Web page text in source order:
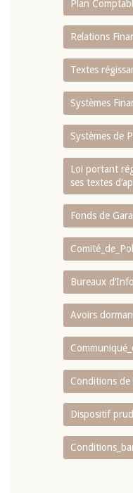
Plan
Relations
Textes
Systèmes
Systèmes de
Loi portant
ses textes
Fonds de
Bureaux
Avoirs
Conditions de
Dispositif